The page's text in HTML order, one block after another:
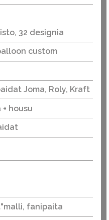
32 designia
custom
Joma, Roly, Kraft
housu
fanipaita